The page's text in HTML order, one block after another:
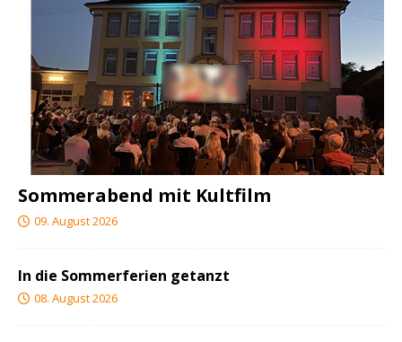
Sommerabend mit Kultfilm
09. August 2026
In die Sommerferien getanzt
08. August 2026